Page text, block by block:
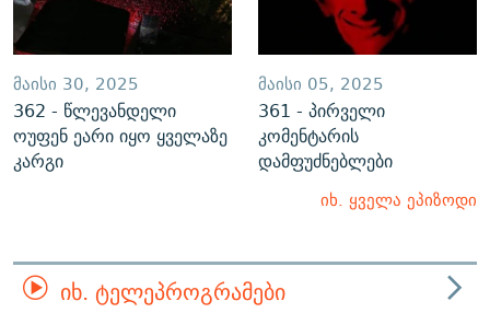
ᲛᲐᲘᲡᲘ 30, 2025
362 - წლევანდელი
ოუფენ ეარი იყო ყველაზე
კარგი
ᲛᲐᲘᲡᲘ 05, 2025
361 - პირველი
კომენტარის
დამფუძნებლები
იხ. ყველა ეპიზოდი
ᲘᲮ. ᲢᲔᲚᲔᲞᲠᲝᲒᲠᲐᲛᲔᲑᲘ